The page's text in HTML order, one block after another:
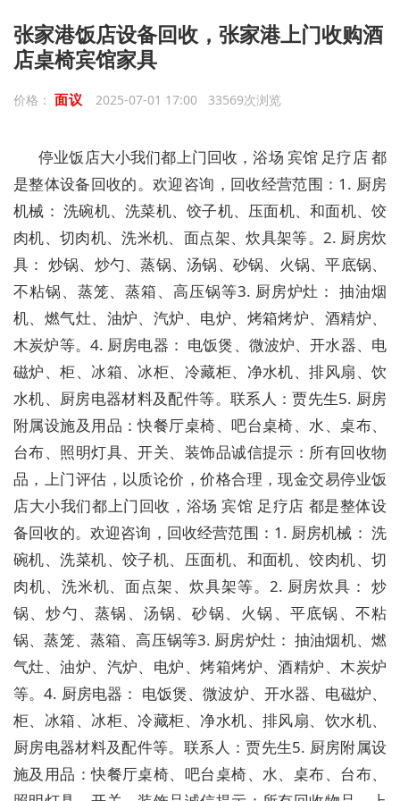
张家港饭店设备回收，张家港上门收购酒
店桌椅宾馆家具
价格： 面议 2025-07-01 17:00 33569次浏览
停业饭店大小我们都上门回收，浴场 宾馆 足疗店 都
是整体设备回收的。欢迎咨询，回收经营范围：1. 厨房
机械： 洗碗机、洗菜机、饺子机、压面机、和面机、饺
肉机、切肉机、洗米机、面点架、炊具架等。2. 厨房炊
具： 炒锅、炒勺、蒸锅、汤锅、砂锅、火锅、平底锅、
不粘锅、蒸笼、蒸箱、高压锅等3. 厨房炉灶： 抽油烟
机、燃气灶、油炉、汽炉、电炉、烤箱烤炉、酒精炉、
木炭炉等。4. 厨房电器： 电饭煲、微波炉、开水器、电
磁炉、柜、冰箱、冰柜、冷藏柜、净水机、排风扇、饮
水机、厨房电器材料及配件等。联系人：贾先生5. 厨房
附属设施及用品：快餐厅桌椅、吧台桌椅、水、桌布、
台布、照明灯具、开关、装饰品诚信提示：所有回收物
品，上门评估，以质论价，价格合理，现金交易停业饭
店大小我们都上门回收，浴场 宾馆 足疗店 都是整体设
备回收的。欢迎咨询，回收经营范围：1. 厨房机械： 洗
碗机、洗菜机、饺子机、压面机、和面机、饺肉机、切
肉机、洗米机、面点架、炊具架等。2. 厨房炊具： 炒
锅、炒勺、蒸锅、汤锅、砂锅、火锅、平底锅、不粘
锅、蒸笼、蒸箱、高压锅等3. 厨房炉灶： 抽油烟机、燃
气灶、油炉、汽炉、电炉、烤箱烤炉、酒精炉、木炭炉
等。4. 厨房电器： 电饭煲、微波炉、开水器、电磁炉、
柜、冰箱、冰柜、冷藏柜、净水机、排风扇、饮水机、
厨房电器材料及配件等。联系人：贾先生5. 厨房附属设
施及用品：快餐厅桌椅、吧台桌椅、水、桌布、台布、